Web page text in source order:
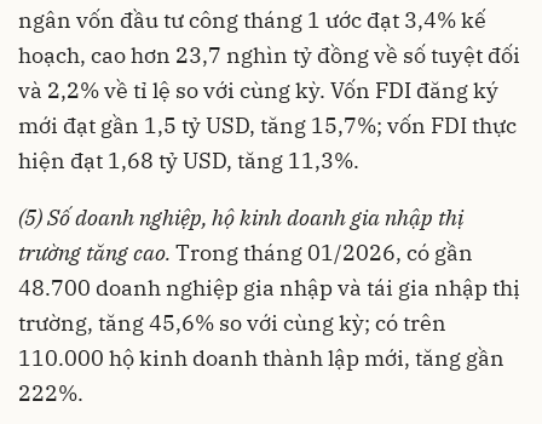
ngân vốn đầu tư công tháng 1 ước đạt 3,4% kế
hoạch, cao hơn 23,7 nghìn tỷ đồng về số tuyệt đối
và 2,2% về tỉ lệ so với cùng kỳ. Vốn FDI đăng ký
mới đạt gần 1,5 tỷ USD, tăng 15,7%; vốn FDI thực
hiện đạt 1,68 tỷ USD, tăng 11,3%.
(5) Số doanh nghiệp, hộ kinh doanh gia nhập thị
trường tăng cao. Trong tháng 01/2026, có gần
48.700 doanh nghiệp gia nhập và tái gia nhập thị
trường, tăng 45,6% so với cùng kỳ; có trên
110.000 hộ kinh doanh thành lập mới, tăng gần
222%.